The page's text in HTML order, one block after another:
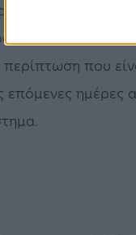
και με
ότι το
περίπτωση που
επόμενες ημέρες